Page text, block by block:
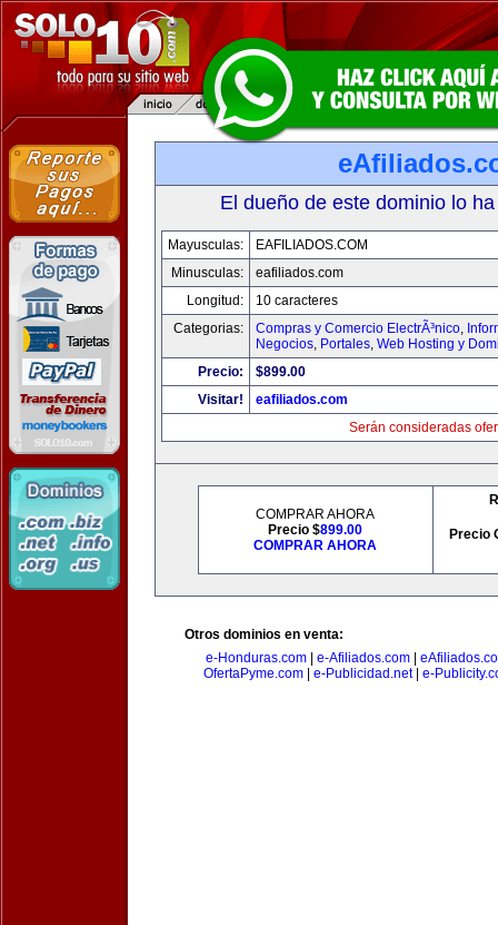
El dueño de este dominio lo
Mayusculas:
EAFILIADOS.COM
Minusculas:
eafiliados.com
Longitud:
10 caracteres
Categorias:
Compras y Comercio ElectrÃ³nico,
Negocios, Portales, Web Hosting y
Precio:
$899.00
Visitar!
eafiliados.com
Serán consideradas
COMPRAR AHORA
Precio $899.00
COMPRAR AHORA
Precio
Otros dominios en venta:
e-Honduras.com| e-Afiliados.com|
OfertaPyme.com| e-Publicidad.net| e-